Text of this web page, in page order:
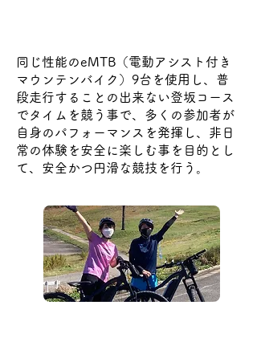
同じ性能のeMTB（電動アシスト付き
マウンテンバイク）9台を使用し、普
段走行することの出来ない登坂コース
でタイムを競う事で、多くの参加者が
自身のパフォーマンスを発揮し、非日
常の体験を安全に楽しむ事を目的とし
て、安全かつ円滑な競技を行う。